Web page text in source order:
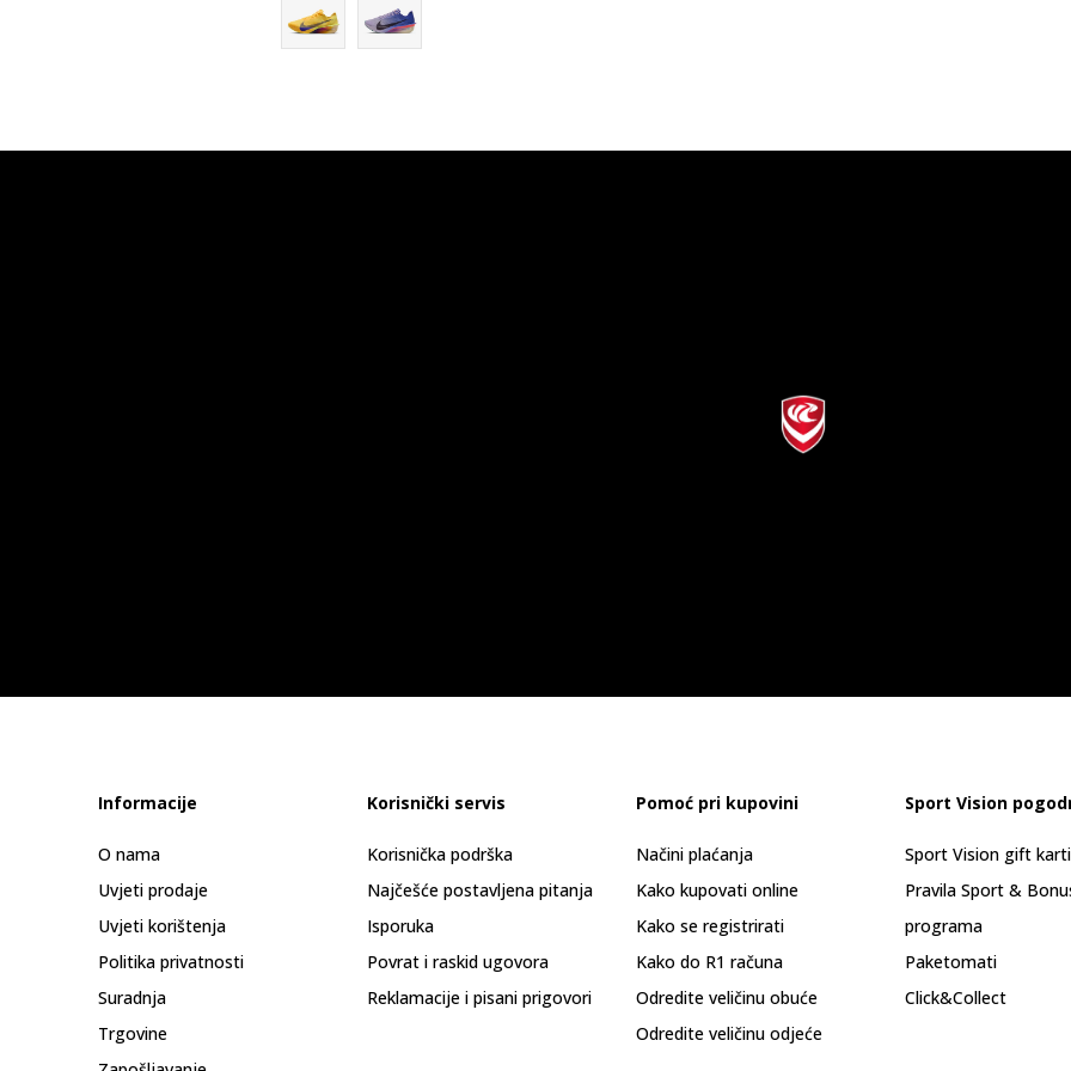
Informacije
O nama
Uvjeti prodaje
Uvjeti korištenja
Politika privatnosti
Suradnja
Trgovine
Korisnički servis
Korisnička podrška
Najčešće postavljena pitanja
Isporuka
Povrat i raskid ugovora
Reklamacije i pisani prigovori
Pomoć pri kupovini
Načini plaćanja
Kako kupovati online
Kako se registrirati
Kako do R1 računa
Odredite veličinu obuće
Odredite veličinu odjeće
Sport Vision
Sport Vision gift
Pravila Sport &
programa
Paketomati
Click&Collect